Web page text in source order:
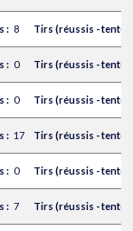
8
0
0
17
0
7